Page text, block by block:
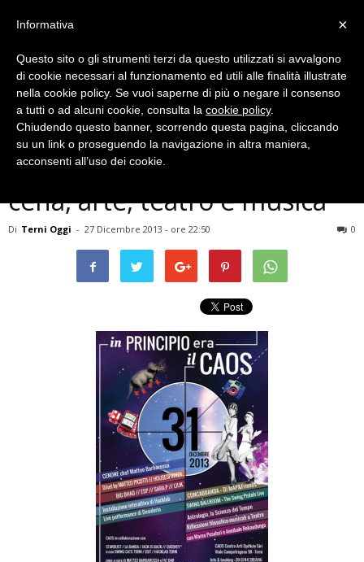
Musica e Spettacoli
Terni, Capodanno al Caos:
cena, arte, teatro e musica
Di Terni Oggi - 27 Dicembre 2013 - ore 22:50 0
×
Informativa
Questo sito o gli strumenti terzi da questo utilizzati si avvalgono
di cookie necessari al funzionamento ed utili alle finalità illustrate
nella cookie policy. Se vuoi saperne di più o negare il consenso
a tutti o ad alcuni cookie, consulta la cookie policy.
Chiudendo questo banner, scorrendo questa pagina, cliccando
su un link o proseguendo la navigazione in altra maniera,
acconsenti all’uso dei cookie.